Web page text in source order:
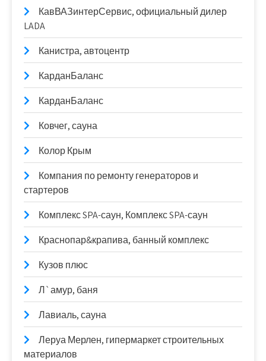
КавВАЗинтерСервис, официальный дилер
LADA
Канистра, автоцентр
КарданБаланс
КарданБаланс
Ковчег, сауна
Колор Крым
Компания по ремонту генераторов и
стартеров
Комплекс SPA-саун, Комплекс SPA-саун
Краснопар&крапива, банный комплекс
Кузов плюс
Л`амур, баня
Лавиаль, сауна
Леруа Мерлен, гипермаркет строительных
материалов